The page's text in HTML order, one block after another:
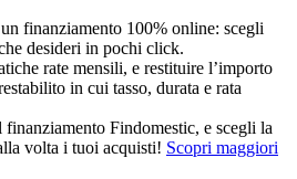
finanziamento 100% online: scegli
desideri in pochi click.
rate mensili, e restituire l’importo
in cui tasso, durata e rata
Findomestic, e scegli la
volta i tuoi acquisti! Scopri maggiori